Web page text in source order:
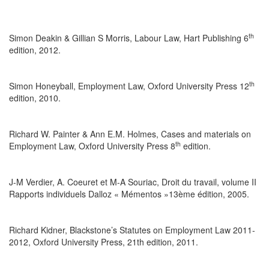
Simon Deakin & Gillian S Morris, Labour Law, Hart Publishing 6th
edition, 2012.
Simon Honeyball, Employment Law, Oxford University Press 12th
edition, 2010.
Richard W. Painter & Ann E.M. Holmes, Cases and materials on
Employment Law, Oxford University Press 8th edition.
J-M Verdier, A. Coeuret et M-A Souriac, Droit du travail, volume II
Rapports individuels Dalloz « Mémentos »13ème édition, 2005.
Richard Kidner, Blackstone’s Statutes on Employment Law 2011-
2012, Oxford University Press, 21th edition, 2011.